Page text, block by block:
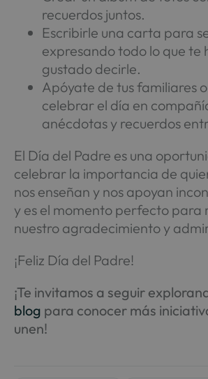
recuerdos juntos.
Escribirle una carta para
expresando todo lo que te
gustado decirle.
Apóyate de tus familiares
celebrar el día en
anécdotas y recuerdos
El Día del Padre es una
celebrar la importancia de
nos enseñan y nos apoyan
y es el momento perfecto para
nuestro agradecimiento y
¡Feliz Día del Padre!
¡Te invitamos a seguir
blog para conocer más
unen!